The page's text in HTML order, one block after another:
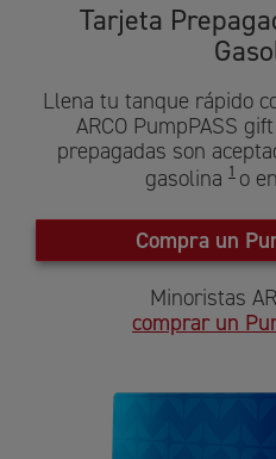
Tarjeta
Llena tu tanque rápido
ARCO PumpPASS
prepagadas son
gasolina 1o
Compra un
Minoristas
comprar un